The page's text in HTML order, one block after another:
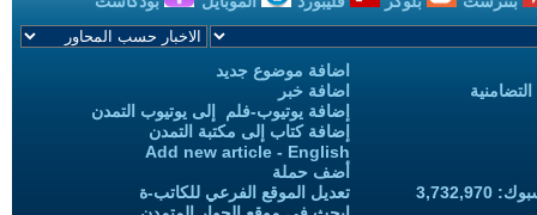
اضافة موضوع جديد
اضافة خبر
إضافة يوتيوب-فلم إلى يوتيوب التمدن
إضافة كتاب إلى مكتبة التمدن
Add new article - English
أضف حملة
تعديل الموقع الفرعي للكاتب-ة